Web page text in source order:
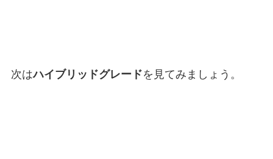
次はハイブリッドグレードを見てみましょう。